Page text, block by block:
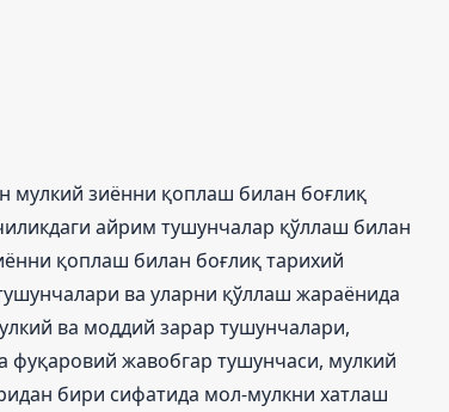
мулкий зиённи қоплаш билан боғлиқ
айрим тушунчалар қўллаш билан
қоплаш билан боғлиқ тарихий
ва уларни қўллаш жараёнида
ва моддий зарар тушунчалари,
жавобгар тушунчаси, мулкий
бири сифатида мол-мулкни хатлаш